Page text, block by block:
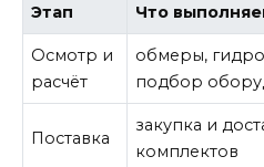
Этап Что
Осмотр и
расчёт
обмеры,
подбор
Поставка
закупка и
комплектов